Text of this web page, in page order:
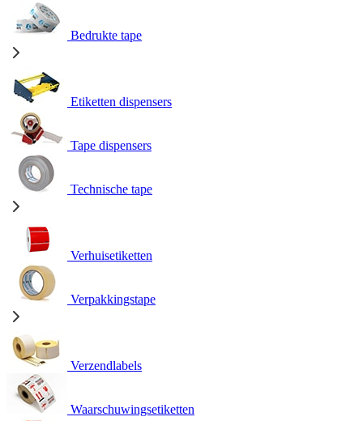
Bedrukte tape
Etiketten dispensers
Tape dispensers
Technische tape
Verhuisetiketten
Verpakkingstape
Verzendlabels
Waarschuwingsetiketten